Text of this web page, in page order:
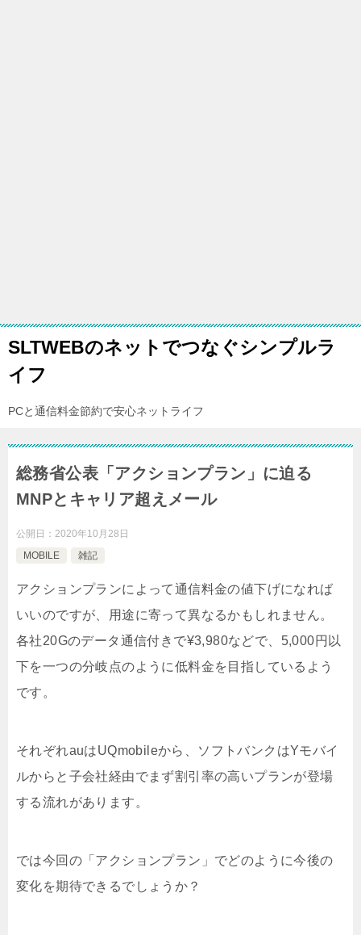
SLTWEBのネットでつなぐシンプルラ
イフ
PCと通信料金節約で安心ネットライフ
総務省公表「アクションプラン」に迫る
MNPとキャリア超えメール
公開日： 2020年10月28日
MOBILE
雑記
アクションプランによって通信料金の値下げになれば
いいのですが、用途に寄って異なるかもしれません。
各社20Gのデータ通信付きで¥3,980などで、5,000円以
下を一つの分岐点のように低料金を目指しているよう
です。
それぞれauはUQmobileから、ソフトバンクはYモバイ
ルからと子会社経由でまず割引率の高いプランが登場
する流れがあります。
では今回の「アクションプラン」でどのように今後の
変化を期待できるでしょうか？